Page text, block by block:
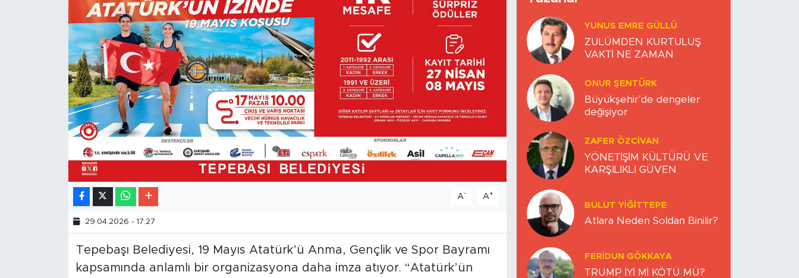
A- A+
29.04.2026 - 17:27
Tepebaşı Belediyesi, 19 Mayıs Atatürk’ü Anma, Gençlik ve Spor Bayramı
kapsamında anlamlı bir organizasyona daha imza atıyor. “Atatürk’ün
YUNUS EMRE GÜLLÜ
ZULÜMDEN KURTULUŞ
VAKTİ NE ZAMAN
ONUR ŞENTÜRK
Büyükşehir’de dengeler
değişiyor
ZAFER ÖZCIVAN
YÖNETİŞİM KÜLTÜRÜ VE
KARŞILIKLI GÜVEN
BULUT YİĞİTTEPE
Atlara Neden Soldan Binilir?
FERIDUN GÖKKAYA
TRUMP İYİ Mİ KÖTÜ MÜ?